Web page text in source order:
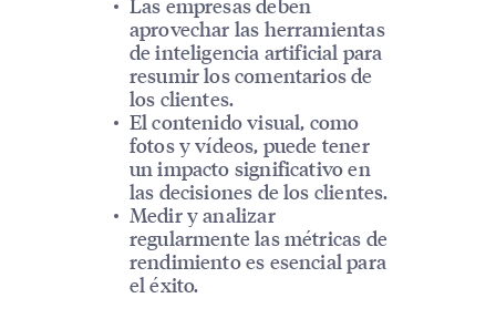
aprovechar las herramientas
de inteligencia artificial para
resumir los comentarios de
los clientes.
El contenido visual, como
fotos y vídeos, puede tener
un impacto significativo en
las decisiones de los clientes.
Medir y analizar
regularmente las métricas de
rendimiento es esencial para
el éxito.